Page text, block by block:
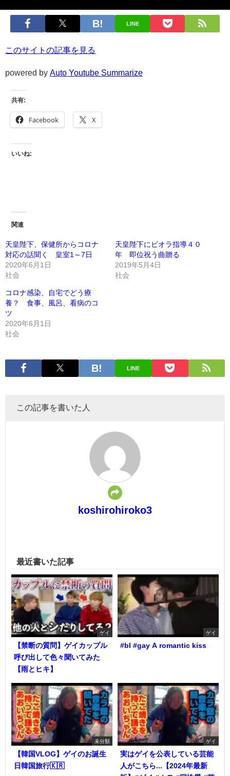
LINE
このサイトの記事を見る
powered by Auto Youtube Summarize
共有:
Facebook X
いいね:
関連
天皇陛下、保健所からコロナ
対応の話聞く 皇室1～7日
2020年6月1日
社会
天皇陛下にビオラ指導４０
年 即位祝う曲贈る
2019年5月4日
社会
コロナ感染、自宅でどう療
養？ 食事、風呂、看病のコ
ツ
2020年6月1日
社会
LINE
この記事を書いた人
koshirohiroko3
最近書いた記事
ゲイ
【禁断の質問】ゲイカップル
呼び出して色々聞いてみた
【雨とヒキ】
ゲイ
#bl #gay A romantic kiss
未分類
【韓国VLOG】ゲイのお誕生
日韓国旅行🇰🇷
ゲイ
実はゲイを公表している芸能
人がこちら...【2024年最新